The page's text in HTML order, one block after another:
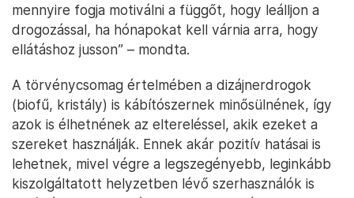
mennyire fogja motiválni a függőt, hogy leálljon a
drogozással, ha hónapokat kell várnia arra, hogy
ellátáshoz jusson” – mondta.
A törvénycsomag értelmében a dizájnerdrogok
(biofű, kristály) is kábítószernek minősülnének, így
azok is élhetnének az eltereléssel, akik ezeket a
szereket használják. Ennek akár pozitív hatásai is
lehetnek, mivel végre a legszegényebb, leginkább
kiszolgáltatott helyzetben lévő szerhasználók is